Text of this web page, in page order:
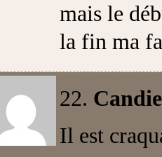
mais le
la fin ma
22. Candie
Il est